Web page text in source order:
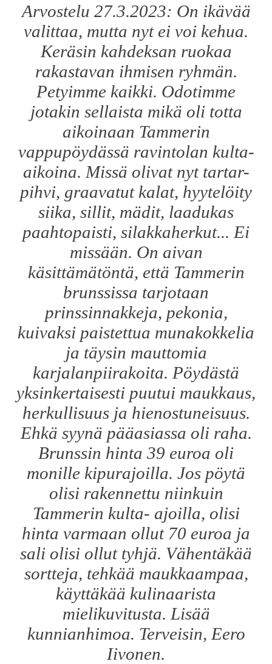
Arvostelu 27.3.2023: On ikävää
valittaa, mutta nyt ei voi kehua.
Keräsin kahdeksan ruokaa
rakastavan ihmisen ryhmän.
Petyimme kaikki. Odotimme
jotakin sellaista mikä oli totta
aikoinaan Tammerin
vappupöydässä ravintolan kulta-
aikoina. Missä olivat nyt tartar-
pihvi, graavatut kalat, hyytelöity
siika, sillit, mädit, laadukas
paahtopaisti, silakkaherkut... Ei
missään. On aivan
käsittämätöntä, että Tammerin
brunssissa tarjotaan
prinssinnakkeja, pekonia,
kuivaksi paistettua munakokkelia
ja täysin mauttomia
karjalanpiirakoita. Pöydästä
yksinkertaisesti puutui maukkaus,
herkullisuus ja hienostuneisuus.
Ehkä syynä pääasiassa oli raha.
Brunssin hinta 39 euroa oli
monille kipurajoilla. Jos pöytä
olisi rakennettu niinkuin
Tammerin kulta- ajoilla, olisi
hinta varmaan ollut 70 euroa ja
sali olisi ollut tyhjä. Vähentäkää
sortteja, tehkää maukkaampaa,
käyttäkää kulinaarista
mielikuvitusta. Lisää
kunnianhimoa. Terveisin, Eero
Iivonen.